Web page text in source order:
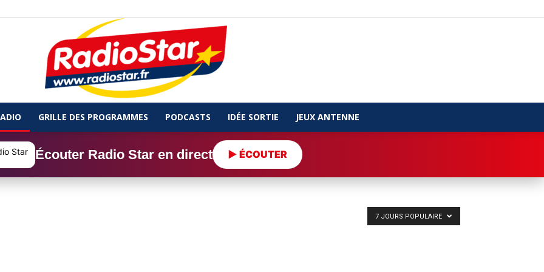
GRILLE DES PROGRAMMES PODCASTS IDÉE SORTIE JEUX ANTENNE
Écouter Radio Star en direct ▶ ÉCOUTER
7 JOURS POPULAIRE